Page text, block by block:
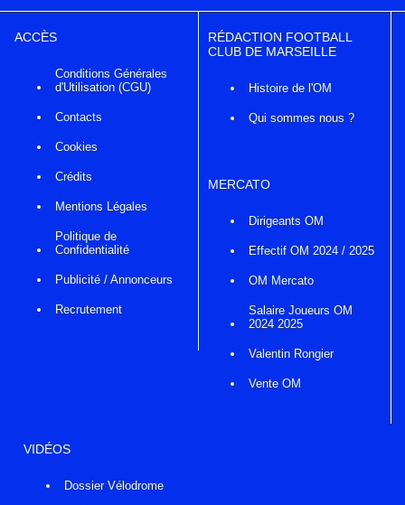
ACCÈS
Conditions Générales
d'Utilisation (CGU)
Contacts
Cookies
Crédits
Mentions Légales
Politique de
Confidentialité
Publicité / Annonceurs
Recrutement
RÉDACTION FOOTBALL
CLUB DE MARSEILLE
Histoire de l'OM
Qui sommes nous ?
MERCATO
Dirigeants OM
Effectif OM 2024 / 2025
OM Mercato
Salaire Joueurs OM
2024 2025
Valentin Rongier
Vente OM
VIDÉOS
Dossier Vélodrome